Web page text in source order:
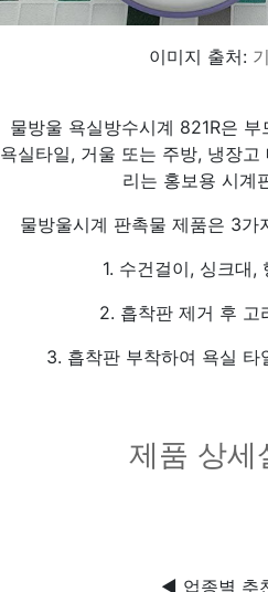
이미지 출처:
물방울 욕실방수시계 821R은
욕실타일, 거울 또는 주방, 냉장
리는 홍보용 시계
물방울시계 판촉물 제품은 3가
1. 수건걸이, 싱크대,
2. 흡착판 제거 후 고
3. 흡착판 부착하여 욕실 타
제품 상세
◀ 업종별 추